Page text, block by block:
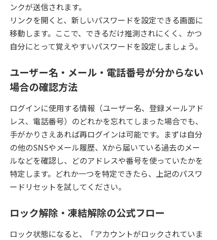
ンクが送信されます。
リンクを開くと、新しいパスワードを設定できる画面に
移動します。ここで、できるだけ推測されにくく、かつ
自分にとって覚えやすいパスワードを設定しましょう。
ユーザー名・メール・電話番号が分からない
場合の確認方法
ログインに使用する情報（ユーザー名、登録メールアド
レス、電話番号）のどれかを忘れてしまった場合でも、
手がかりさえあれば再ログインは可能です。まずは自分
の他のSNSやメール履歴、Xから届いている過去のメー
ルなどを確認し、どのアドレスや番号を使っていたかを
特定します。どれか一つを特定できたら、上記のパスワ
ードリセットを試してください。
ロック解除・凍結解除の公式フロー
ロック状態になると、「アカウントがロックされていま